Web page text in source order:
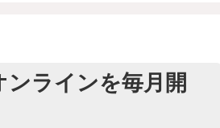
ラインを毎月開